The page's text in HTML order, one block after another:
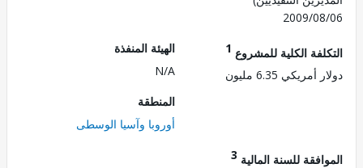
2009/
الكلية للمشروع1
6.35 مليون
الهيئة المنفذة
أوروبا وآسيا الوسطى
للسنة المالية3